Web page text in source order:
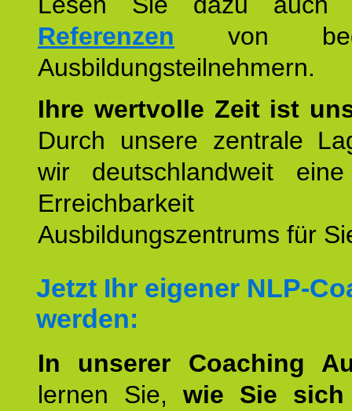
Referenzen von
Ausbildungsteilnehmern.
Ihre wertvolle Zeit ist
Durch unsere zentrale
wir deutschlandweit
Erreichbarkeit
Ausbildungszentrums für
Jetzt Ihr eigener NLP-
werden:
In unserer Coaching
lernen Sie, wie Sie